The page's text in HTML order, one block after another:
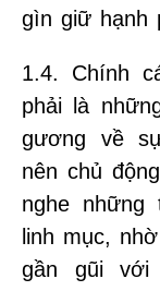
gìn giữ hạnh
1.4. Chính
phải là
gương về
nên chủ
nghe những
linh mục,
gần gũi với